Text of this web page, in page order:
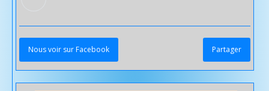
Nous voir sur Facebook Partager